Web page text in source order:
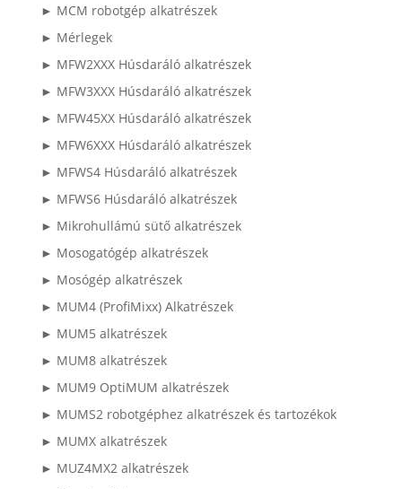
► MCM robotgép alkatrészek
► Mérlegek
► MFW2XXX Húsdaráló alkatrészek
► MFW3XXX Húsdaráló alkatrészek
► MFW45XX Húsdaráló alkatrészek
► MFW6XXX Húsdaráló alkatrészek
► MFWS4 Húsdaráló alkatrészek
► MFWS6 Húsdaráló alkatrészek
► Mikrohullámú sütő alkatrészek
► Mosogatógép alkatrészek
► Mosógép alkatrészek
► MUM4 (ProfiMixx) Alkatrészek
► MUM5 alkatrészek
► MUM8 alkatrészek
► MUM9 OptiMUM alkatrészek
► MUMS2 robotgéphez alkatrészek és tartozékok
► MUMX alkatrészek
► MUZ4MX2 alkatrészek